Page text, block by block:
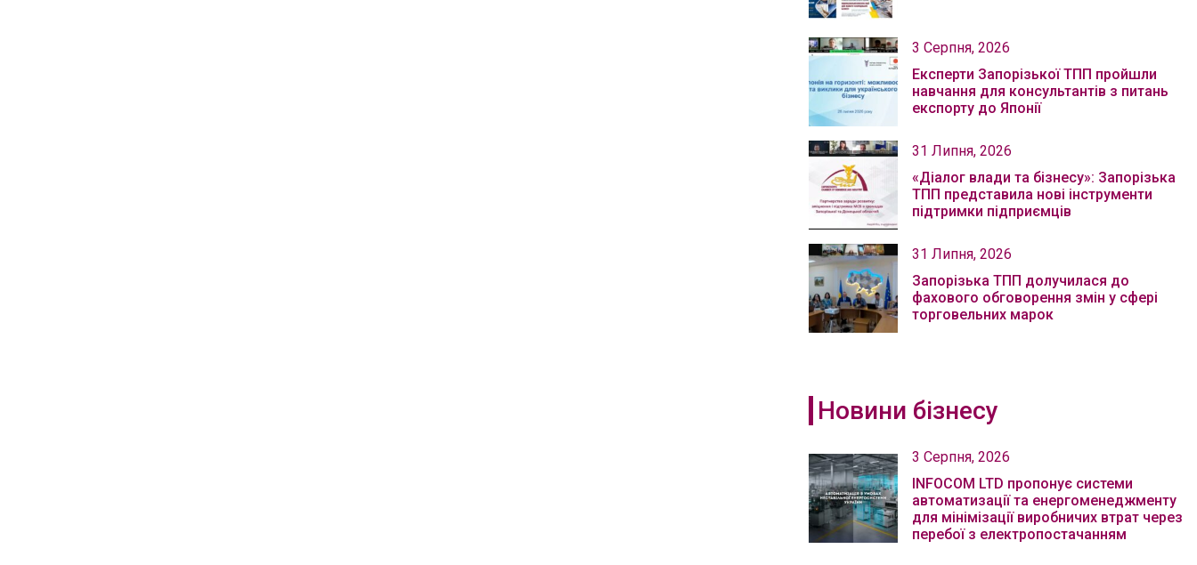
3 Серпня, 2026
Експерти Запорізької ТПП пройшли
навчання для консультантів з питань
експорту до Японії
31 Липня, 2026
«Діалог влади та бізнесу»: Запорізька
ТПП представила нові інструменти
підтримки підприємців
31 Липня, 2026
Запорізька ТПП долучилася до
фахового обговорення змін у сфері
торговельних марок
Новини бізнесу
3 Серпня, 2026
INFOCOM LTD пропонує системи
автоматизації та енергоменеджменту
для мінімізації виробничих втрат через
перебої з електропостачанням